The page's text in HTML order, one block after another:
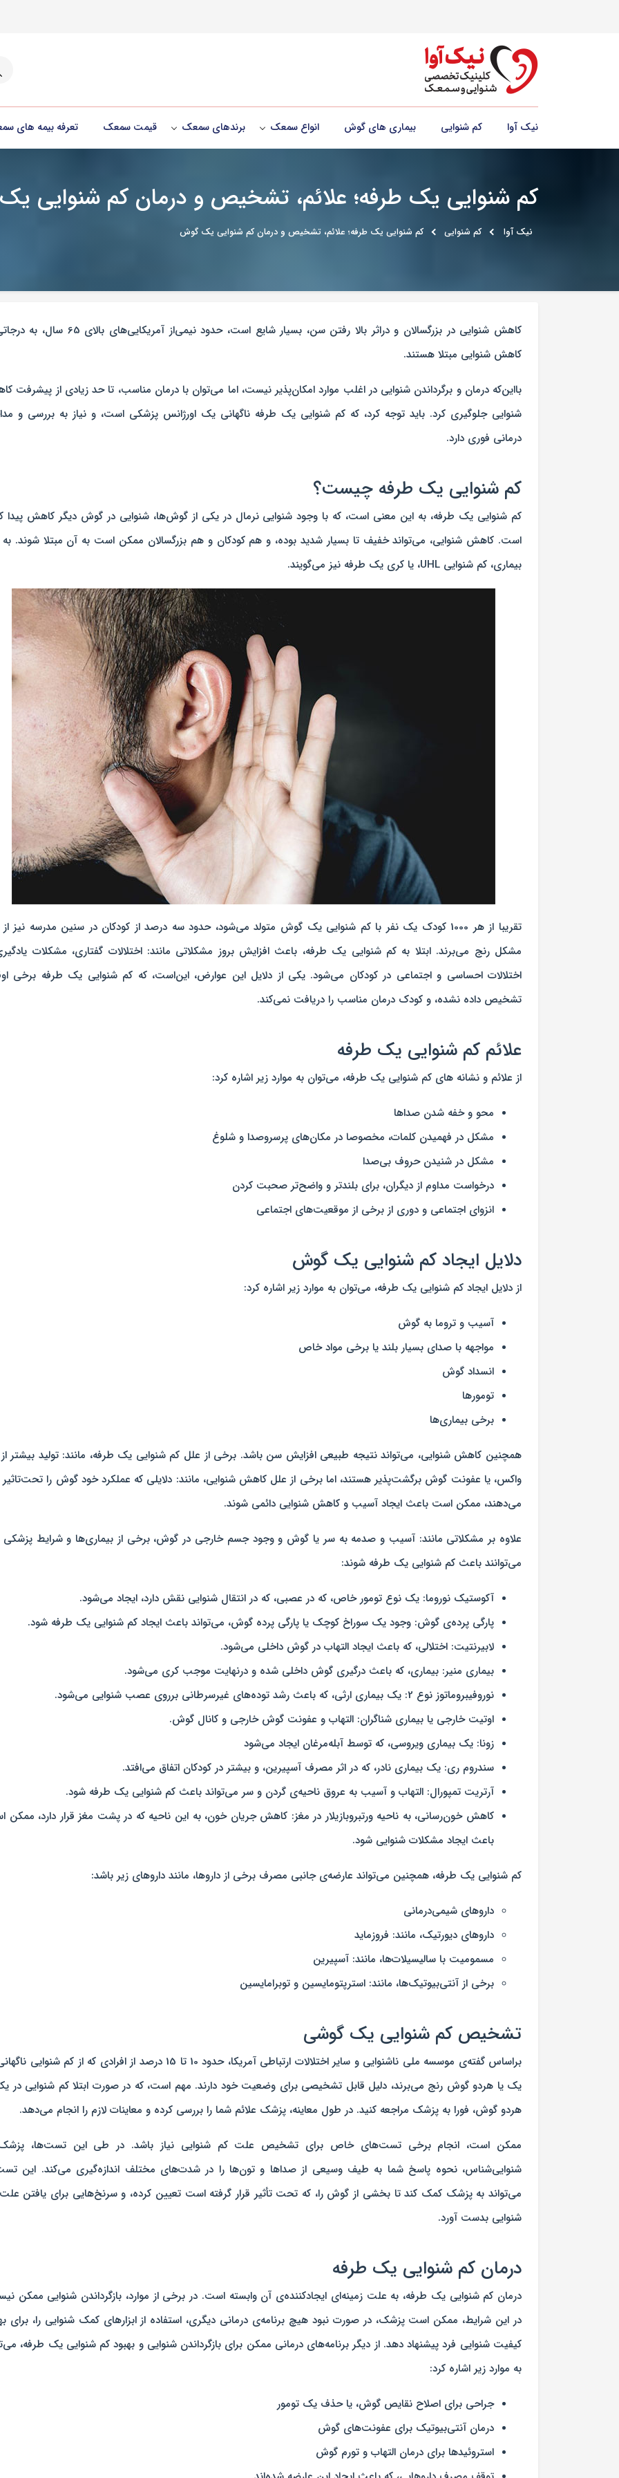
نیک آوا کم شنوایی بیماری های گوش انواع سمعک برندهای سمعک قیمت سمعک تعرفه بیمه های
کم شنوایی یک طرفه؛ علائم، تشخیص و درمان کم شنوایی
نیک آوا کم شنوایی کم شنوایی یک طرفه؛ علائم، تشخیص و درمان کم شنوایی یک گوش
کاهش شنوایی در بزرگسالان و دراثر بالا رفتن سن، بسیار شایع است، حدود نیمی‌از
کاهش شنوایی مبتلا هستند.
بااین‌که درمان و برگرداندن شنوایی در اغلب موارد امکان‌پذیر نیست، اما می‌توان با درمان مناسب، تا حد زیادی از پیشرفت
شنوایی جلوگیری کرد. باید توجه کرد، که کم شنوایی یک طرفه ناگهانی یک اورژانس پزشکی است، و نیاز به بررسی و
درمانی فوری دارد.
کم شنوایی یک طرفه چیست؟
کم ‌شنوایی یک طرفه، به این معنی است، که با وجود شنوایی نرمال در یکی از گوش‌ها، شنوایی در گوش دیگر کاهش پیدا
است. کاهش شنوایی، می‌تواند خفیف تا بسیار شدید بوده، و هم کودکان و هم بزرگسالان ممکن است به آن مبتلا شوند. به
بیماری، کم شنوایی UHL، یا کری یک طرفه نیز می‌گویند.
تقریبا از هر 1000 کودک یک نفر با کم شنوایی یک گوش متولد می‌شود، حدود سه درصد از کودکان در سنین مدرسه نیز
مشکل رنج می‌برند. ابتلا به کم شنوایی یک طرفه، باعث افزایش بروز مشکلاتی مانند: اختلالات گفتاری، مشکلات
اختلالات احساسی و اجتماعی در کودکان می‌شود. یکی از دلایل این عوارض، این‌است، که کم شنوایی یک طرفه برخی
تشخیص داده نشده، و کودک درمان مناسب را دریافت نمی‌کند.
علائم کم شنوایی یک طرفه
از علائم و نشانه های کم شنوایی یک طرفه، می‌توان به موارد زیر اشاره کرد:
محو و خفه ‌شدن صداها
مشکل در فهمیدن کلمات، مخصوصا در مکان‌های پرسروصدا و شلوغ
مشکل در شنیدن حروف بی‌صدا
درخواست مداوم از دیگران، برای بلندتر و واضح‌تر صحبت کردن
انزوای اجتماعی و دوری از برخی از موقعیت‌های اجتماعی
دلایل ایجاد کم شنوایی یک گوش
از دلایل ایجاد کم شنوایی یک طرفه، می‌توان به موارد زیر اشاره کرد:
آسیب و تروما به گوش
مواجهه با صدای بسیار بلند یا برخی مواد خاص
انسداد گوش
تومورها
برخی بیماری‌ها
همچنین کاهش شنوایی، می‌تواند نتیجه‌ طبیعی افزایش سن باشد. برخی از علل کم شنوایی یک طرفه، مانند: تولید بیشتر
واکس، یا عفونت گوش برگشت‌پذیر هستند، اما برخی از علل کاهش شنوایی، مانند: دلایلی که عملکرد خود گوش را تحت‌تاثیر
می‌دهند، ممکن است باعث ایجاد آسیب و کاهش شنوایی دائمی شوند.
علاوه‌ بر مشکلاتی مانند: آسیب و صدمه به سر یا گوش و وجود جسم خارجی در گوش، برخی از بیماری‌ها و شرایط پزشکی
می‌توانند باعث کم شنوایی یک طرفه شوند:
آکوستیک نوروما: یک نوع تومور خاص، که در عصبی، که در انتقال شنوایی نقش دارد، ایجاد می‌شود.
پارگی پرده‌ی گوش: وجود یک سوراخ کوچک یا پار‌گی پرده‌ گوش، می‌تواند باعث ایجاد کم شنوایی یک طرفه شود.
لابیرنتیت: اختلالی، که باعث ایجاد التهاب در گوش داخلی می‌شود.
بیماری منیر: بیماری، که باعث درگیری گوش داخلی شده و درنهایت موجب کری می‌شود.
نوروفیبروماتوز نوع 2: یک بیماری ارثی، که باعث رشد توده‌های غیرسرطانی برروی عصب شنوایی می‌شود.
اوتیت خارجی یا بیماری شناگران: التهاب و عفونت گوش خارجی و کانال گوش.
زونا: یک بیماری ویروسی، که توسط آبله‌مرغان ایجاد می‌شود
سندروم ری: یک بیماری نادر، که در اثر مصرف آسپیرین، و بیشتر در کودکان اتفاق می‌افتد.
آرتریت تمپورال: التهاب و آسیب به عروق ناحیه‌ی گردن و سر می‌تواند باعث کم شنوایی یک طرفه شود.
کاهش خون‌رسانی، به ناحیه ورتبروبازیلار در مغز: کاهش جریان خون، به این ناحیه که در پشت مغز قرار دارد،
باعث ایجاد مشکلات شنوایی شود.
کم شنوایی یک طرفه، همچنین می‌تواند عارضه‌ی جانبی مصرف برخی از داروها، مانند داروهای زیر باشد:
داروهای شیمی‌درمانی
داروهای دیورتیک، مانند: فروزماید
مسمومیت با سالیسیلات‌ها، مانند: آسپیرین
برخی از آنتی‌بیوتیک‌ها، مانند: استرپتومایسین و توبرامایسین
تشخیص کم شنوایی یک گوشی
براساس گفته‌ی موسسه ملی ناشنوایی و سایر اختلالات ارتباطی آمریکا، حدود 10 تا 15 درصد از افرادی که از کم
یک یا هردو گوش رنج می‌برند، دلیل قابل تشخیصی برای وضعیت خود دارند. مهم است، که در صورت ابتلا کم شنوایی در
هردو گوش، فورا به پزشک مراجعه کنید. در طول معاینه، پزشک علائم شما را بررسی کرده و معاینات لازم را انجام می‌دهد.
ممکن است، انجام برخی تست‌های خاص برای تشخیص علت کم شنوایی نیاز باشد. در طی این تست‌ها،
شنوایی‌شناس، نحوه پاسخ شما به طیف وسیعی از صداها و تون‌ها را در شدت‌های مختلف اندازه‌گیری می‌کند. این
می‌تواند به پزشک کمک کند تا بخشی از گوش را، که تحت تأثیر قرار گرفته است تعیین کرده، و سرنخ‌هایی برای یافتن
شنوایی بدست آورد.
درمان کم شنوایی یک طرفه
درمان کم شنوایی یک طرفه، به علت زمینه‌ای ایجادکننده‌ی آن وابسته است. در برخی از موارد، بازگرداندن شنوایی ممکن
در این شرایط، ممکن است پزشک، در صورت نبود هیچ برنامه‌ی درمانی دیگری، استفاده از ابزارهای کمک شنوایی را، برای
کیفیت شنوایی فرد پیشنهاد دهد. از دیگر برنامه‌های درمانی ممکن برای بازگرداندن شنوایی و بهبود کم شنوایی یک طرفه،
به موارد زیر اشاره کرد:
جراحی برای اصلاح نقایص گوش، یا حذف یک تومور
درمان آنتی‌بیوتیک برای عفونت‌های گوش
استروئیدها برای درمان التهاب و تورم گوش